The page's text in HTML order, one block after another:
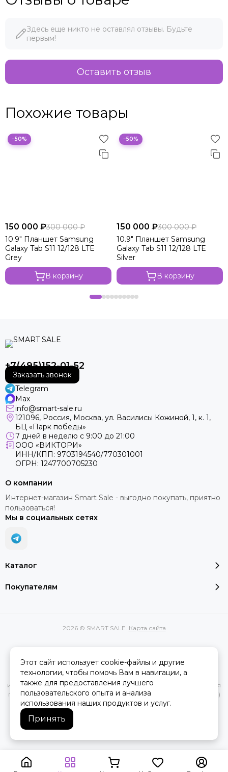
Здесь еще никто не оставлял отзывы. Будьте
первым!
Оставить отзыв
Похожие товары
−50%
150 000 ₽300 000 ₽
10.9" Планшет Samsung
Galaxy Tab S11 12/128 LTE
Grey
В корзину
−50%
150 000 ₽300 000 ₽
10.9" Планшет Samsung
Galaxy Tab S11 12/128 LTE
Silver
В корзину
+7(495)152-01-52
Заказать звонок
Telegram
Max
info@smart-sale.ru
121096, Россия, Москва, ул. Василисы Кожиной, 1, к. 1,
БЦ «Парк победы»
7 дней в неделю с 9:00 до 21:00
ООО «ВИКТОРИ»
ИНН/КПП: 9703194540/770301001
ОГРН: 1247700705230
Каталог
Покупателям
О компании
Интернет-магазин Smart Sale - выгодно покупать, приятно
пользоваться!
Мы в социальных сетях
2026 © SMART SALE. Карта сайта
Вся представленная на сайте информация, касающаяся
характеристик, стоимости товаров и услуг, носит
информационный характер и ни при каких условиях не является
публичной офертой, определяемой положениями Статьи 437(2)
Гражданского кодекса РФ.
Этот сайт использует cookie-файлы и другие
технологии, чтобы помочь Вам в навигации, а
также для предоставления лучшего
пользовательского опыта и анализа
использования наших продуктов и услуг.
Принять